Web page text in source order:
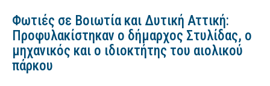
Φωτιές σε Βοιωτία και Δυτική Αττική:
Προφυλακίστηκαν ο δήμαρχος Στυλίδας, ο
μηχανικός και ο ιδιοκτήτης του αιολικού
πάρκου